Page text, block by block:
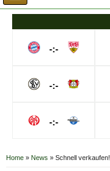
-:-
-:-
-:-
Home » News » Schnell